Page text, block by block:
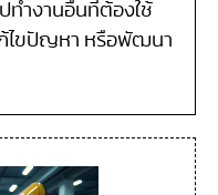
ทำงานอื่นที่ต้องใช้
ไขปัญหา หรือพัฒนา